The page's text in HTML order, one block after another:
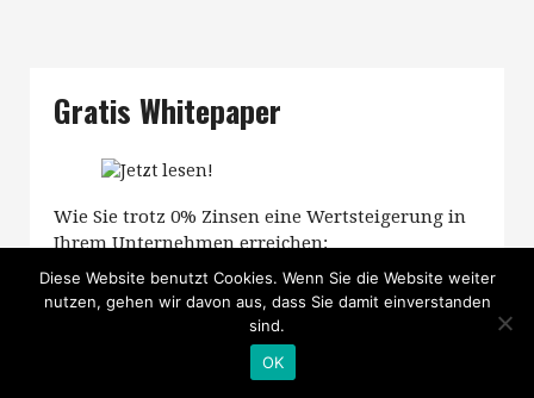
Gratis Whitepaper
Wie Sie trotz 0% Zinsen eine Wertsteigerung in
Ihrem Unternehmen erreichen:
Diese Website benutzt Cookies. Wenn Sie die Website weiter
nutzen, gehen wir davon aus, dass Sie damit einverstanden
sind.
OK